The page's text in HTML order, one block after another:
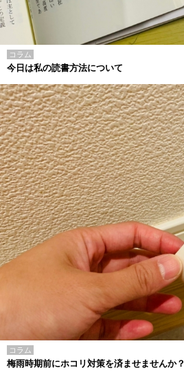
コラム
今日は私の読書方法について
コラム
梅雨時期前にホコリ対策を済ませませんか？